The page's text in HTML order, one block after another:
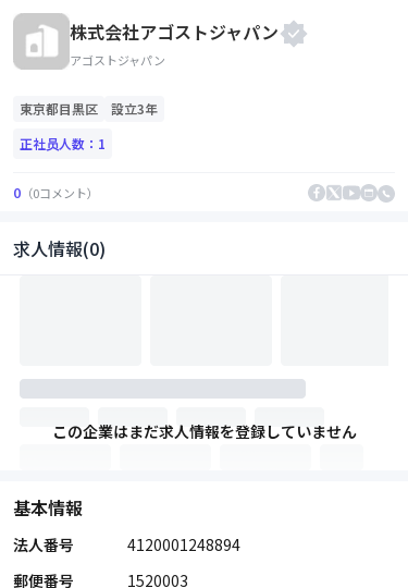
株式会社アゴストジャパン
アゴストジャパン
東京都目黒区
設立3年
正社员人数： 1
0 （0コメント）
求人情報(0)
この企業はまだ求人情報を登録していません
基本情報
法人番号
4120001248894
郵便番号
1520003